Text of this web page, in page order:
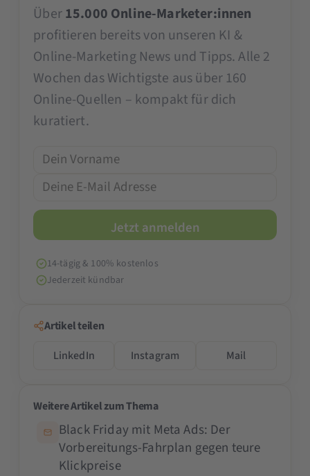
Über15.000 Online-Marketer:innen
profitieren bereits von unseren KI &
Online-Marketing News und Tipps. Alle 2
Wochen das Wichtigste aus über 160
Online-Quellen – kompakt für dich
kuratiert.
14-tägig & 100% kostenlos
Jederzeit kündbar
Artikel teilen
LinkedIn
Instagram Mail
Weitere Artikel zum Thema
Black Friday mit Meta Ads: Der
Vorbereitungs-Fahrplan gegen teure
Klickpreise